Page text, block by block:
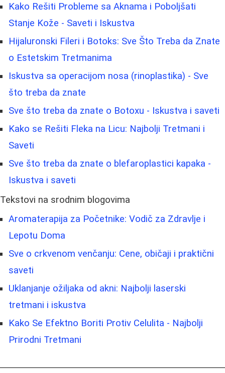
Kako Rešiti Probleme sa Aknama i Poboljšati
Stanje Kože - Saveti i Iskustva
Hijaluronski Fileri i Botoks: Sve Što Treba da Znate
o Estetskim Tretmanima
Iskustva sa operacijom nosa (rinoplastika) - Sve
što treba da znate
Sve što treba da znate o Botoxu - Iskustva i saveti
Kako se Rešiti Fleka na Licu: Najbolji Tretmani i
Saveti
Sve što treba da znate o blefaroplastici kapaka -
Iskustva i saveti
Tekstovi na srodnim blogovima
Aromaterapija za Početnike: Vodič za Zdravlje i
Lepotu Doma
Sve o crkvenom venčanju: Cene, običaji i praktični
saveti
Uklanjanje ožiljaka od akni: Najbolji laserski
tretmani i iskustva
Kako Se Efektno Boriti Protiv Celulita - Najbolji
Prirodni Tretmani